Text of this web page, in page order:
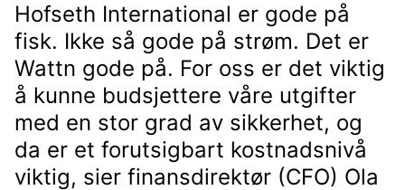
Hofseth International er gode på
fisk. Ikke så gode på strøm. Det er
Wattn gode på. For oss er det viktig
å kunne budsjettere våre utgifter
med en stor grad av sikkerhet, og
da er et forutsigbart kostnadsnivå
viktig, sier finansdirektør (CFO) Ola